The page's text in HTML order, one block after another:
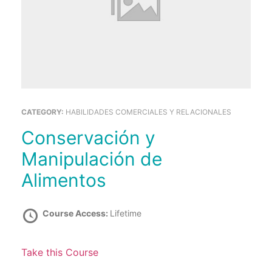
CATEGORY: HABILIDADES COMERCIALES Y RELACIONALES
Conservación y
Manipulación de
Alimentos
Course Access: Lifetime
Take this Course